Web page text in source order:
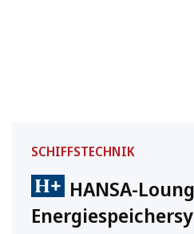
SCHIFFSTECHNIK
HANSA-